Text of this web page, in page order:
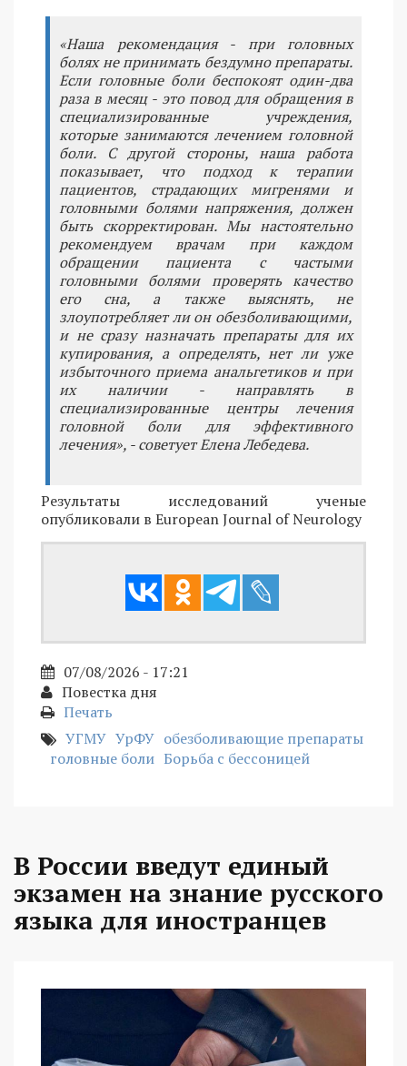
«Наша рекомендация - при головных
болях не принимать бездумно препараты.
Если головные боли беспокоят один-два
раза в месяц - это повод для обращения в
специализированные учреждения,
которые занимаются лечением головной
боли. С другой стороны, наша работа
показывает, что подход к терапии
пациентов, страдающих мигренями и
головными болями напряжения, должен
быть скорректирован. Мы настоятельно
рекомендуем врачам при каждом
обращении пациента с частыми
головными болями проверять качество
его сна, а также выяснять, не
злоупотребляет ли он обезболивающими,
и не сразу назначать препараты для их
купирования, а определять, нет ли уже
избыточного приема анальгетиков и при
их наличии - направлять в
специализированные центры лечения
головной боли для эффективного
лечения», - советует Елена Лебедева.
Результаты исследований ученые
опубликовали в European Journal of Neurology
07/08/2026 - 17:21
Повестка дня
Печать
УГМУ УрФУ обезболивающие препараты
головные боли Борьба с бессоницей
В России введут единый
экзамен на знание русского
языка для иностранцев